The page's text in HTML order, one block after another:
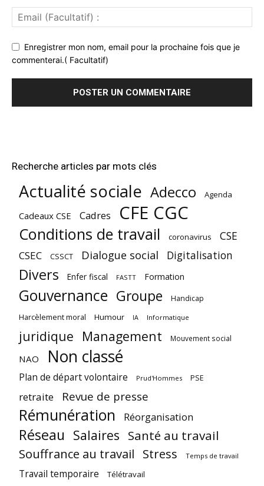
Enregistrer mon nom, email pour la prochaine fois que je
commenterai.( Facultatif)
Recherche articles par mots clés
Actualité sociale Adecco Agenda
Cadeaux CSE Cadres CFE CGC
Conditions de travail coronavirus CSE
CSEC CSSCT Dialogue social Digitalisation
Divers Enfer fiscal FASTT Formation
Gouvernance Groupe Handicap
Harcèlement moral Humour IA Informatique
juridique Management Mouvement social
NAO Non classé
Plan de départ volontaire Prud'Hommes PSE
retraite Revue de presse
Rémunération Réorganisation
Réseau Salaires Santé au travail
Souffrance au travail Stress Temps de travail
Travail temporaire Télétravail